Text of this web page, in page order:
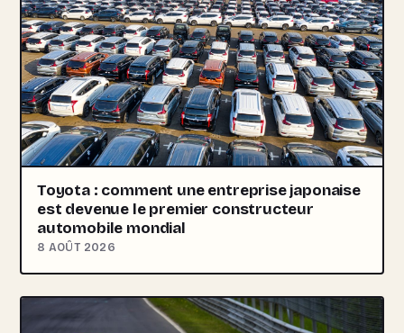
Toyota : comment une entreprise japonaise
est devenue le premier constructeur
automobile mondial
8 AOÛT 2026